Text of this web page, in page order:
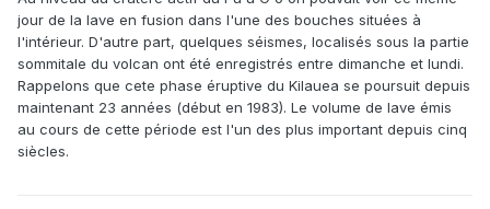
jour de la lave en fusion dans l'une des bouches situées à
l'intérieur. D'autre part, quelques séismes, localisés sous la partie
sommitale du volcan ont été enregistrés entre dimanche et lundi.
Rappelons que cete phase éruptive du Kilauea se poursuit depuis
maintenant 23 années (début en 1983). Le volume de lave émis
au cours de cette période est l'un des plus important depuis cinq
siècles.